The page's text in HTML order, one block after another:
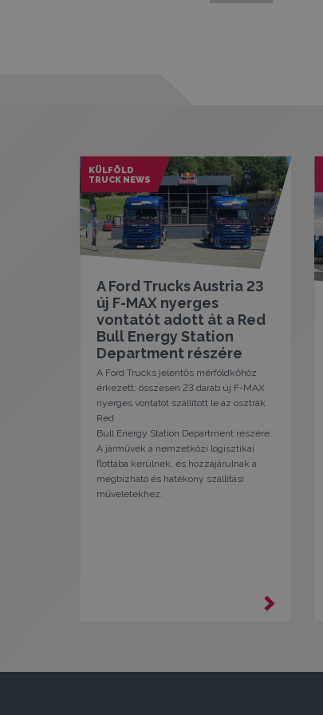
KÜLFÖLD
TRUCK NEWS
A Ford Trucks Austria 23
új F-MAX nyerges
vontatót adott át a Red
Bull Energy Station
Department részére
A Ford Trucks jelentős mérföldkőhöz
érkezett: összesen 23 darab új F-MAX
nyerges vontatót szállított le az osztrák
Red
Bull Energy Station Department részére.
A járművek a nemzetközi logisztikai
flottába kerülnek, és hozzájárulnak a
megbízható és hatékony szállítási
műveletekhez.